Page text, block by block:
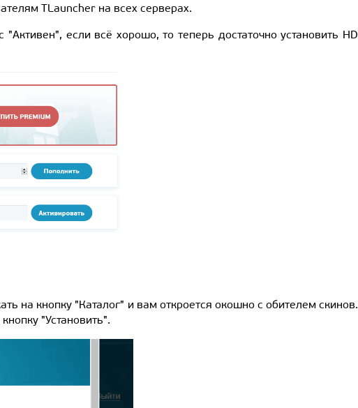
TLauncher на всех серверах.
если всё хорошо, то теперь достаточно установить HD
на кнопку "Каталог" и вам откроется окошно с обителем скинов.
"Установить".